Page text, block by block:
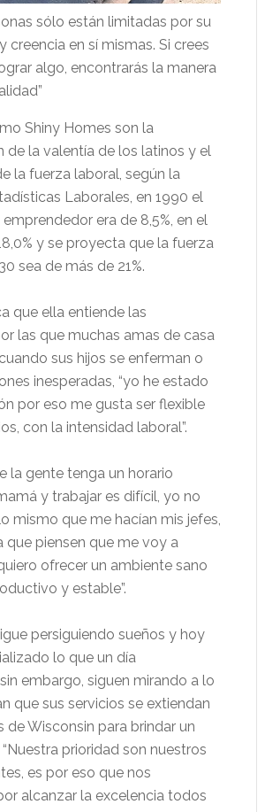
sólo están limitadas por su
creencia en sí mismas. Si crees
algo, encontrarás la manera
Shiny Homes son la
de la valentía de los latinos y el
la fuerza laboral, según la
Laborales, en 1990 el
era de 8,5%, en el
y se proyecta que la fuerza
sea de más de 21%.
que ella entiende las
las que muchas amas de casa
sus hijos se enferman o
inesperadas, “yo he estado
por eso me gusta ser flexible
con la intensidad laboral”.
la gente tenga un horario
y trabajar es difícil, yo no
mismo que me hacían mis jefes,
que piensen que me voy a
ofrecer un ambiente sano
y estable”.
persiguiendo sueños y hoy
lo que un día
embargo, siguen mirando a lo
que sus servicios se extiendan
de Wisconsin para brindar un
prioridad son nuestros
es por eso que nos
alcanzar la excelencia todos